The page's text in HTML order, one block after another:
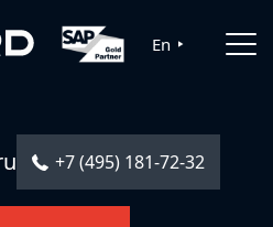
En
+7 (495) 181-72-32